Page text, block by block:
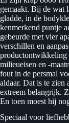
gemaakt. Bij de wat
gladde, in de
kenmerkend puntje
gebeurde met vier
verschillen en
productontwikkeling
milieueisen en -
fout in de persmal
aldaar. Dat is te
extreem belangrijk.
En toen moest hij
Speciaal voor